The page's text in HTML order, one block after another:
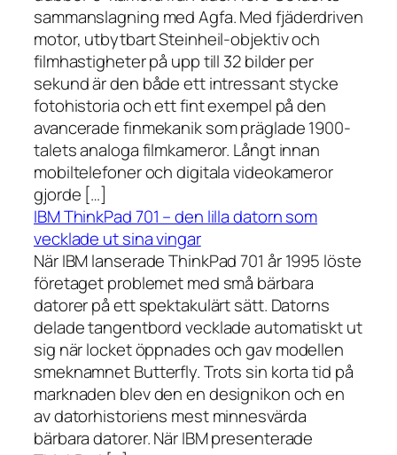
sammanslagning med Agfa. Med fjäderdriven
motor, utbytbart Steinheil-objektiv och
filmhastigheter på upp till 32 bilder per
sekund är den både ett intressant stycke
fotohistoria och ett fint exempel på den
avancerade finmekanik som präglade 1900-
talets analoga filmkameror. Långt innan
mobiltelefoner och digitala videokameror
gjorde […]
IBM ThinkPad 701 – den lilla datorn som
vecklade ut sina vingar
När IBM lanserade ThinkPad 701 år 1995 löste
företaget problemet med små bärbara
datorer på ett spektakulärt sätt. Datorns
delade tangentbord vecklade automatiskt ut
sig när locket öppnades och gav modellen
smeknamnet Butterfly. Trots sin korta tid på
marknaden blev den en designikon och en
av datorhistoriens mest minnesvärda
bärbara datorer. När IBM presenterade